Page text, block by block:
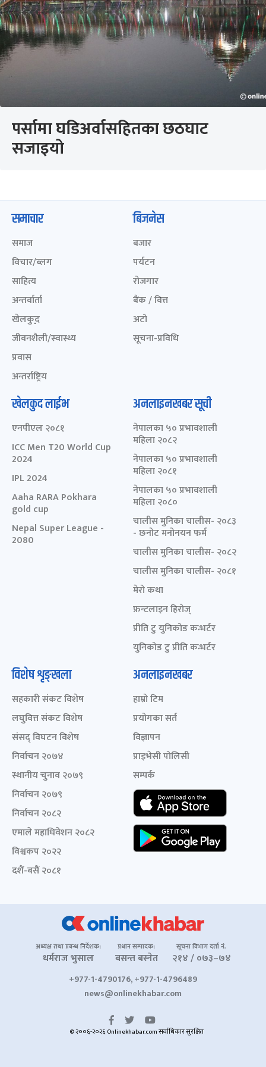
पर्सामा घडिअर्वासहितका छठघाट
सजाइयो
समाचार
समाज
विचार/ब्लग
साहित्य
अन्तर्वार्ता
खेलकुद़़
जीवनशैली/स्वास्थ्य
प्रवास
अन्तर्राष्ट्रिय
बिजनेस
बजार
पर्यटन
रोजगार
बैंक / वित्त
अटो
सूचना-प्रविधि
खेलकुद लाईभ
एनपीएल २०८१
ICC Men T20 World Cup
2024
IPL 2024
Aaha RARA Pokhara
gold cup
Nepal Super League -
2080
अनलाइनखबर सूची
नेपालका ५० प्रभावशाली
महिला २०८२
नेपालका ५० प्रभावशाली
महिला २०८१
नेपालका ५० प्रभावशाली
महिला २०८०
चालीस मुनिका चालीस- २०८३
- छनोट मनोनयन फर्म
चालीस मुनिका चालीस- २०८२
चालीस मुनिका चालीस- २०८१
मेरो कथा
फ्रन्टलाइन हिरोज्
प्रीति टु युनिकोड कन्भर्टर
युनिकोड टु प्रीति कन्भर्टर
विशेष शृङ्खला
सहकारी संकट विशेष
लघुवित्त संकट विशेष
संसद् विघटन विशेष
निर्वाचन २०७४
स्थानीय चुनाव २०७९
निर्वाचन २०७९
निर्वाचन २०८२
एमाले महाधिवेशन २०८२
विश्वकप २०२२
दशैं-बसैं २०८१
अनलाइनखबर
हाम्रो टिम
प्रयोगका सर्त
विज्ञापन
प्राइभेसी पोलिसी
सम्पर्क
अध्यक्ष तथा प्रबन्ध निर्देशक:
धर्मराज भुसाल
प्रधान सम्पादक:
बसन्त बस्नेत
सूचना विभाग दर्ता नं.
२१४ / ०७३–७४
+977-1-4790176, +977-1-4796489
news@onlinekhabar.com
© २००६-२०२६ Onlinekhabar.com सर्वाधिकार सुरक्षित